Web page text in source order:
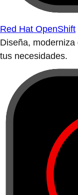
Red Hat OpenShift
Diseña,
tus necesidades.